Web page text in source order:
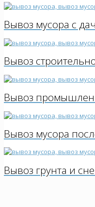
Вывоз мусора с
Вывоз
Вывоз
Вывоз мусора
Вывоз грунта и